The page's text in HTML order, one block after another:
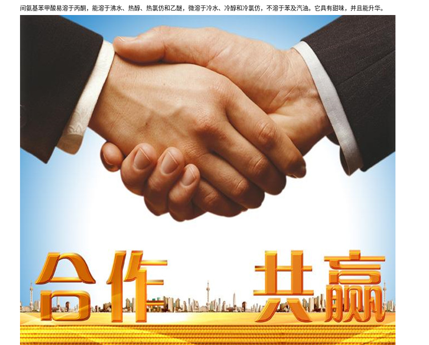
间氨基苯甲酸易溶于丙酮，能溶于沸水、热醇、热氯仿和乙醚，微溶于冷水、冷醇和冷氯仿，不溶于苯及汽油。它具有甜味，并且能升华。